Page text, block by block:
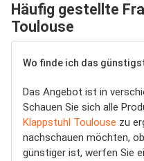
Häufig gestellte
Toulouse
Wo finde ich das
Das Angebot ist in
Schauen Sie sich alle
Klappstuhl Toulouse zu
nachschauen möchten,
günstiger ist, werfen Sie